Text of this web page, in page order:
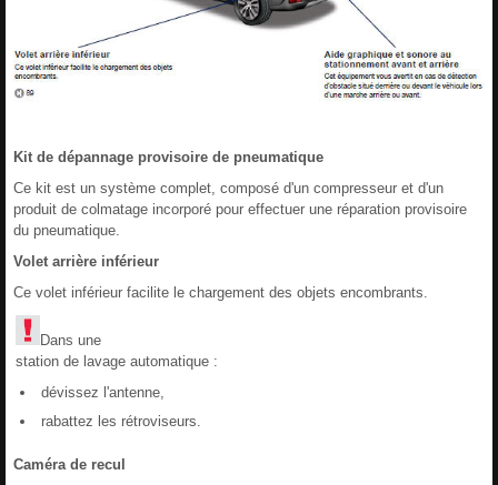
Kit de dépannage provisoire de pneumatique
Ce kit est un système complet, composé d'un compresseur et d'un
produit de colmatage incorporé pour effectuer une réparation provisoire
du pneumatique.
Volet arrière inférieur
Ce volet inférieur facilite le chargement des objets encombrants.
Dans une
station de lavage automatique :
dévissez l'antenne,
rabattez les rétroviseurs.
Caméra de recul